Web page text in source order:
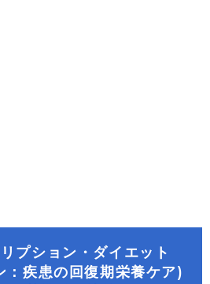
プション・ダイエット
：疾患の回復期栄養ケア)